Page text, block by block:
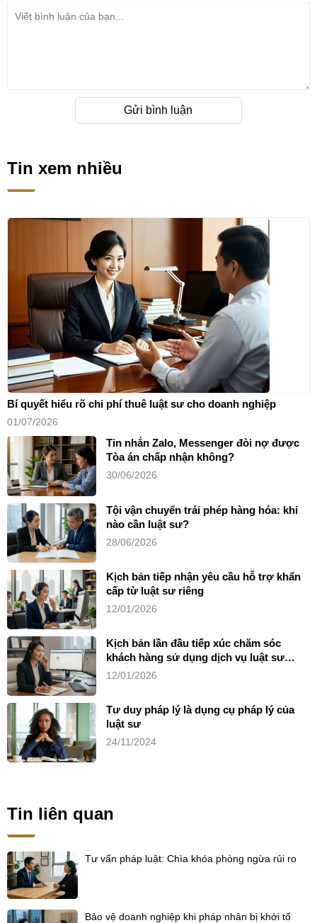
Gửi bình luận
Tin xem nhiều
Bí quyết hiểu rõ chi phí thuê luật sư cho doanh nghiệp
01/07/2026
Tin nhắn Zalo, Messenger đòi nợ được
Tòa án chấp nhận không?
30/06/2026
Tội vận chuyển trái phép hàng hóa: khi
nào cần luật sư?
28/06/2026
Kịch bản tiếp nhận yêu cầu hỗ trợ khẩn
cấp từ luật sư riêng
12/01/2026
Kịch bản lần đầu tiếp xúc chăm sóc
khách hàng sử dụng dịch vụ luật sư
riêng
12/01/2026
Tư duy pháp lý là dụng cụ pháp lý của
luật sư
24/11/2024
Tin liên quan
Tư vấn pháp luật: Chìa khóa phòng ngừa rủi ro
Bảo vệ doanh nghiệp khi pháp nhân bị khởi tố